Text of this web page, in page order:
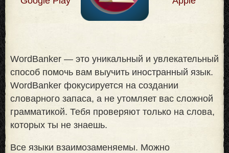
WordBanker — это уникальный и увлекательный
способ помочь вам выучить иностранный язык.
WordBanker фокусируется на создании
словарного запаса, а не утомляет вас сложной
грамматикой. Тебя проверяют только на слова,
которых ты не знаешь.
Все языки взаимозаменяемы. Можно